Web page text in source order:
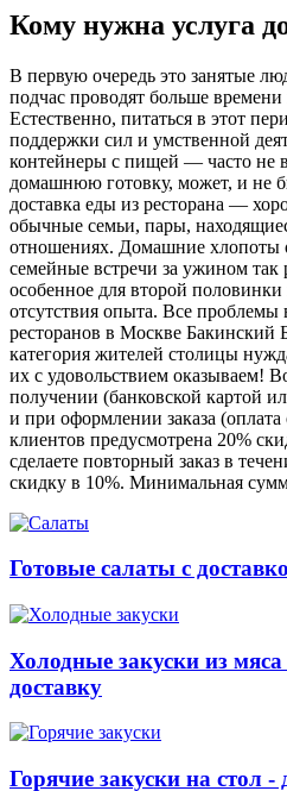
Кому нужна услуга
В первую очередь это занятые
подчас проводят больше
Естественно, питаться в этот
поддержки сил и умственной
контейнеры с пищей ― часто не
домашнюю готовку, может, и не
доставка еды из ресторана ―
обычные семьи, пары,
отношениях. Домашние хлопоты
семейные встречи за ужином так
особенное для второй половинки
отсутствия опыта. Все проблемы
ресторанов в Москве Бакинский
категория жителей столицы
их с удовольствием оказываем!
получении (банковской картой
и при оформлении заказа
клиентов предусмотрена 20%
сделаете повторный заказ в
скидку в 10%. Минимальная
Готовые салаты с
Холодные закуски из
доставку
Горячие закуски на стол